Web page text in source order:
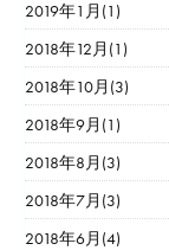
2019年1月(1)
2018年12月(1)
2018年10月(3)
2018年9月(1)
2018年8月(3)
2018年7月(3)
2018年6月(4)